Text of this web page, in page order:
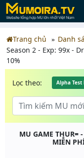
Trang chủ Danh
Season 2 - Exp: 99x -
10%
Lọc theo: Alpha
MU GAME THUR=
MIỄN